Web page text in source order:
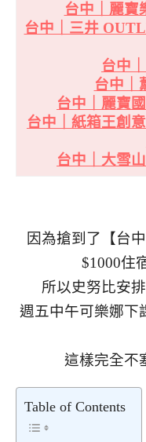
台中｜麗寶
台中｜三井
台中
台中｜
台中｜麗寶
台中｜紙箱王創
台中｜大雪
因為搶到了【台
$1000住
所以史努比安
週五中午可樂娜下
這樣完全不
Table of Contents